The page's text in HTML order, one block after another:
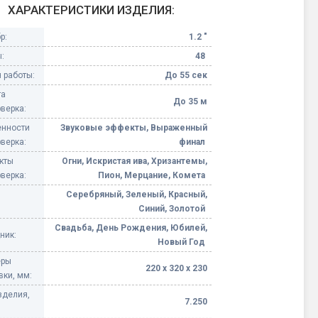
Небесные фонарики
Оборудование для
Елочные гирлянды
Фейерверк-шоу
ХАРАКТЕРИСТИКИ ИЗДЕЛИЯ:
1.2 "
48
работы:
До 55 сек
До 35 м
Звуковые эффекты, Выраженный
финал
Огни, Искристая ива, Хризантемы,
Пион, Мерцание, Комета
Серебряный, Зеленый, Красный,
Синий, Золотой
Свадьба, День Рождения, Юбилей,
Новый Год
мм:
220 х 320 х 230
7.250